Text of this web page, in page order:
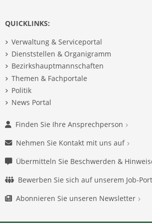
QUICKLINKS:
Verwaltung & Serviceportal
Dienststellen & Organigramm
Bezirkshauptmannschaften
Themen & Fachportale
Politik
News Portal
Finden Sie Ihre Ansprechperson
Nehmen Sie Kontakt mit uns auf
Übermitteln Sie Beschwerden &
Bewerben Sie sich auf unserem Job-
Abonnieren Sie unseren Newsletter